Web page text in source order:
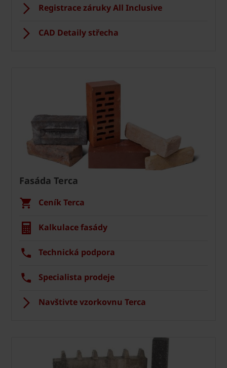
Registrace záruky All Inclusive
CAD Detaily střecha
Fasáda Terca
Ceník Terca
Kalkulace fasády
Technická podpora
Specialista prodeje
Navštivte vzorkovnu Terca